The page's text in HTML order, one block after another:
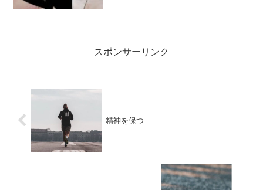
スポンサーリンク
精神を保つ